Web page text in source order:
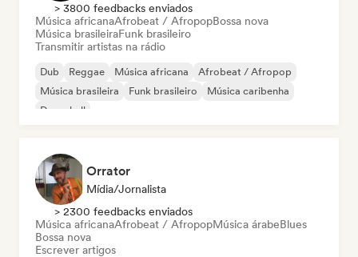
> 3800 feedbacks enviados
Música africanaAfrobeat / AfropopBossa nova
Música brasileiraFunk brasileiro
Transmitir artistas na rádio
Dub Reggae Música africana
Afrobeat / Afropop
Música brasileira
Funk brasileiro
Música caribenha
Dancehall
Orrator
Mídia/Jornalista
> 2300 feedbacks enviados
Música africanaAfrobeat / AfropopMúsica árabeBlues
Bossa nova
Escrever artigos